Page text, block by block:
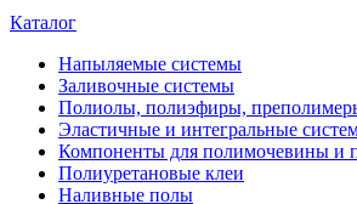
Каталог
Напыляемые системы
Заливочные системы
Полиолы, полиэфиры,
Эластичные и интегральные
Компоненты для полимочевины и
Полиуретановые клеи
Наливные полы